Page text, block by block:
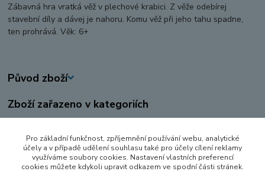
Zábavná hra vratká věž v plechové krabici. Z věže odebírej
stavební díly a dávej je nahoru. Komu věž při jeho tahu spadne,
ten prohrává. Věk: 6+
Původ zboží
Zboží zařazeno v kategoriích
STOLNÍ HRY
CESTOVNÍ HRY
Pro základní funkčnost, zpříjemnění používání webu, analytické
účely a v případě udělení souhlasu také pro účely cílení reklamy
využíváme soubory cookies. Nastavení vlastních preferencí
cookies můžete kdykoli upravit odkazem ve spodní části stránek.